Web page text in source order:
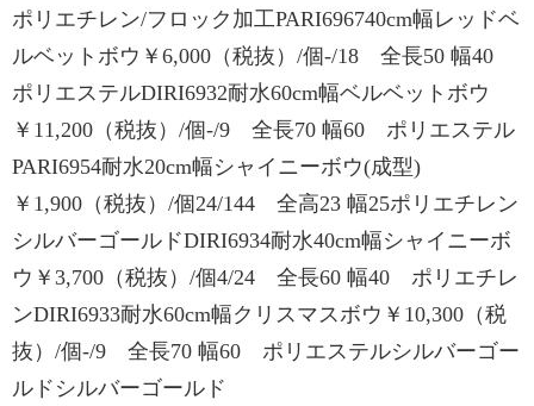
ポリエチレン/フロック加工PARI696740cm幅レッドベ
ルベットボウ￥6,000（税抜）/個-/18 全長50 幅40
ポリエステルDIRI6932耐水60cm幅ベルベットボウ
￥11,200（税抜）/個-/9 全長70 幅60 ポリエステル
PARI6954耐水20cm幅シャイニーボウ(成型)
￥1,900（税抜）/個24/144 全高23 幅25ポリエチレン
シルバーゴールドDIRI6934耐水40cm幅シャイニーボ
ウ￥3,700（税抜）/個4/24 全長60 幅40 ポリエチレ
ンDIRI6933耐水60cm幅クリスマスボウ￥10,300（税
抜）/個-/9 全長70 幅60 ポリエステルシルバーゴー
ルドシルバーゴールド